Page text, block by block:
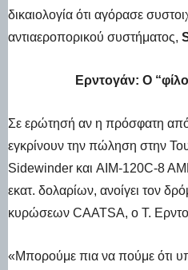
δικαιολογία ότι αγόρασε
αντιαεροπορικού συστήματος,
Ερντογάν: Ο
Σε ερώτησή αν η πρόσφατη
εγκρίνουν την πώληση στην
Sidewinder και AIM-120C-8
εκατ. δολαρίων, ανοίγει τον
κυρώσεων CAATSA, ο Τ.
«Μπορούμε πια να πούμε ότι